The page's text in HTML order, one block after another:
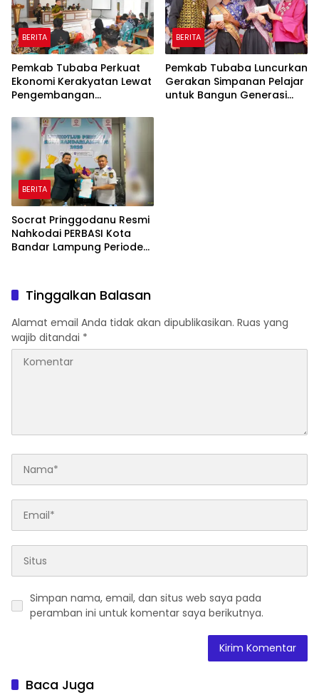
BERITA
Pemkab Tubaba Perkuat
Ekonomi Kerakyatan Lewat
Pengembangan
Penyaluran KUR
BERITA
Pemkab Tubaba Luncurkan
Gerakan Simpanan Pelajar
untuk Bangun Generasi
BERITA
Socrat Pringgodanu Resmi
Nahkodai PERBASI Kota
Bandar Lampung Periode
Tinggalkan Balasan
Alamat email Anda tidak akan dipublikasikan. Ruas yang
wajib ditandai *
Simpan nama, email, dan situs web saya pada
peramban ini untuk komentar saya berikutnya.
Baca Juga